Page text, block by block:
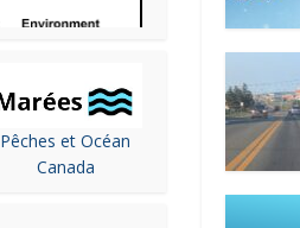
Pêches et Océan
Canada